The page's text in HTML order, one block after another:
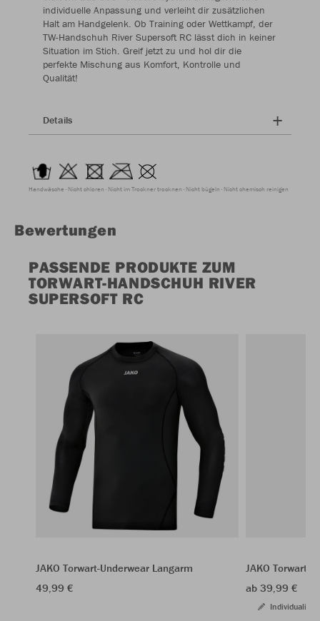
individuelle Anpassung und verleiht dir zusätzlichen
Halt am Handgelenk. Ob Training oder Wettkampf, der
TW-Handschuh River Supersoft RC lässt dich in keiner
Situation im Stich. Greif jetzt zu und hol dir die
perfekte Mischung aus Komfort, Kontrolle und
Qualität!
Details
Handwäsche Nicht chloren Nicht im Trockner trocknen Nicht bügeln Nicht chemisch reinigen
Bewertungen
PASSENDE PRODUKTE ZUM
TORWART-HANDSCHUH RIVER
SUPERSOFT RC
JAKO Torwart-Underwear Langarm
49,99 €
JAKO Torwart-
ab 39,99 €